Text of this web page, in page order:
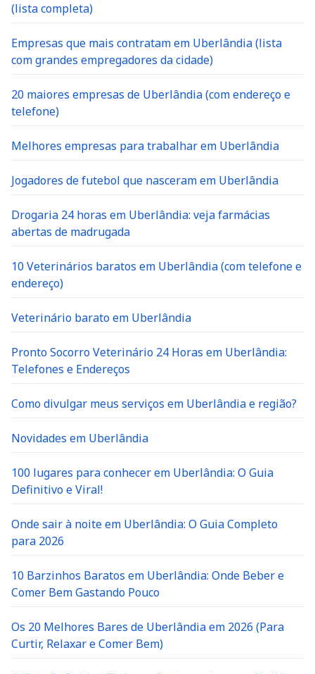
(lista completa)
Empresas que mais contratam em Uberlândia (lista
com grandes empregadores da cidade)
20 maiores empresas de Uberlândia (com endereço e
telefone)
Melhores empresas para trabalhar em Uberlândia
Jogadores de futebol que nasceram em Uberlândia
Drogaria 24 horas em Uberlândia: veja farmácias
abertas de madrugada
10 Veterinários baratos em Uberlândia (com telefone e
endereço)
Veterinário barato em Uberlândia
Pronto Socorro Veterinário 24 Horas em Uberlândia:
Telefones e Endereços
Como divulgar meus serviços em Uberlândia e região?
Novidades em Uberlândia
100 lugares para conhecer em Uberlândia: O Guia
Definitivo e Viral!
Onde sair à noite em Uberlândia: O Guia Completo
para 2026
10 Barzinhos Baratos em Uberlândia: Onde Beber e
Comer Bem Gastando Pouco
Os 20 Melhores Bares de Uberlândia em 2026 (Para
Curtir, Relaxar e Comer Bem)